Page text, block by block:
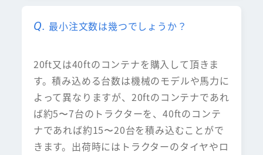
最小注文数は幾つでしょうか？
20ft又は40ftのコンテナを購入して頂きま
す。積み込める台数は機械のモデルや馬力に
よって異なりますが、20ftのコンテナであれ
ば約5〜7台のトラクターを、40ftのコンテ
ナであれば約15〜20台を積み込むことがで
きます。出荷時にはトラクターのタイヤやロ